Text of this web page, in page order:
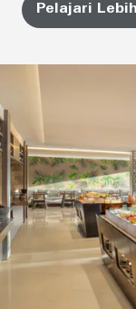
Pelajari
Berlokasi di
Bar menyajikan
ringan dengan